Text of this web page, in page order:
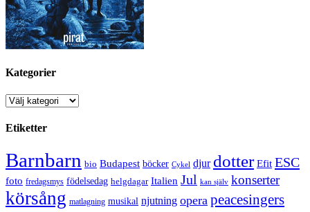
Kategorier
Kategorier
Etiketter
Barnbarn bio Budapest böcker Cykel djur dotter Efit ESC
foto fredagsmys födelsedag helgdagar Italien Jul kan själv konserter
körsång matlagning musikal njutning opera peacesingers